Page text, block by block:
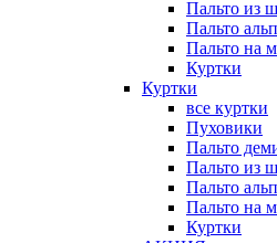
Пальто из
Пальто
Пальто на
Куртки
Куртки
все куртки
Пуховики
Пальто
Пальто из
Пальто
Пальто на
Куртки